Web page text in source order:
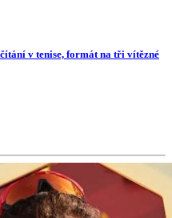
v tenise, formát na tři vítězné